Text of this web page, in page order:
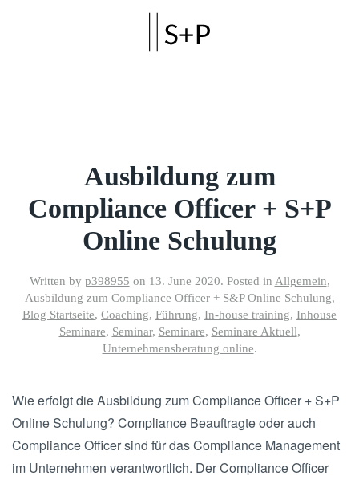
Ausbildung zum
Compliance Officer + S+P
Online Schulung
Written by p398955 on 13. June 2020. Posted in Allgemein,
Ausbildung zum Compliance Officer + S&P Online Schulung,
Blog Startseite, Coaching, Führung, In-house training, Inhouse
Seminare, Seminar, Seminare, Seminare Aktuell,
Unternehmensberatung online.
Wie erfolgt die Ausbildung zum Compliance Officer + S+P
Online Schulung? Compliance Beauftragte oder auch
Compliance Officer sind für das Compliance Management
im Unternehmen verantwortlich. Der Compliance Officer